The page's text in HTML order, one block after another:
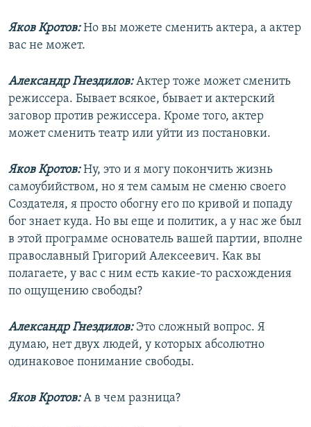
Яков Кротов:Но вы можете сменить актера, а актер
вас не может.
Александр Гнездилов:Актер тоже может сменить
режиссера. Бывает всякое, бывает и актерский
заговор против режиссера. Кроме того, актер
может сменить театр или уйти из постановки.
Яков Кротов:Ну, это и я могу покончить жизнь
самоубийством, но я тем самым не сменю своего
Создателя, я просто обогну его по кривой и попаду
бог знает куда. Но вы еще и политик, а у нас же был
в этой программе основатель вашей партии, вполне
православный Григорий Алексеевич. Как вы
полагаете, у вас с ним есть какие-то расхождения
по ощущению свободы?
Александр Гнездилов:Это сложный вопрос. Я
думаю, нет двух людей, у которых абсолютно
одинаковое понимание свободы.
Яков Кротов:А в чем разница?